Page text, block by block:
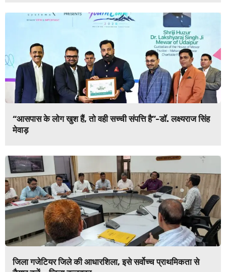
“आसपास के लोग खुश हैं, तो वही सच्ची संपत्ति है”-डॉ. लक्ष्यराज सिंह
मेवाड़
जिला गजेटियर जिले की आधारशिला, इसे सर्वोच्च प्राथमिकता से